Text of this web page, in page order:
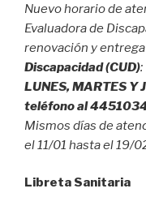
Nuevo horario de
Evaluadora de
renovación y
Discapacidad (CUD):
LUNES, MARTES Y
teléfono al
Mismos días de
el 11/01 hasta el 19/
Libreta Sanitaria